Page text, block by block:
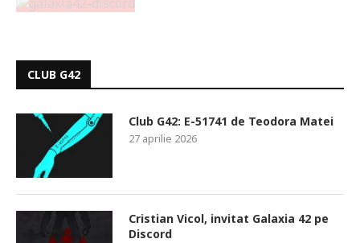
CLUB G42
Club G42: E-51741 de Teodora Matei
27 aprilie 2026
Cristian Vicol, invitat Galaxia 42 pe
Discord